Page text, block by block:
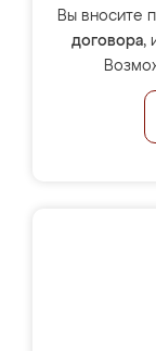
Вы вносите
договора,